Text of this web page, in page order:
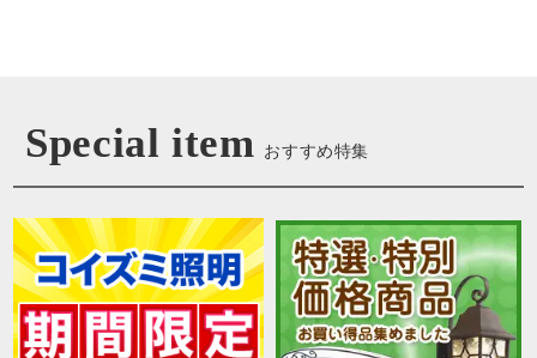
Special item おすすめ特集